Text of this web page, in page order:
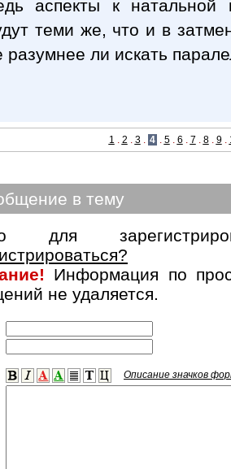
аспекты к
теми же, что и в
разумнее ли искать
1 . 2 . 3 . 4 . 5 . 6 . 7 . 8 . 9 .
в тему
для
Информация по
не удаляется.
Описание значков